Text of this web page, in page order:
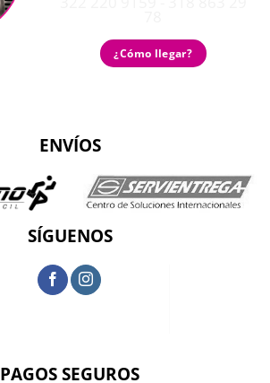
¿Cómo llegar?
ENVÍOS
SÍGUENOS
PAGOS SEGUROS